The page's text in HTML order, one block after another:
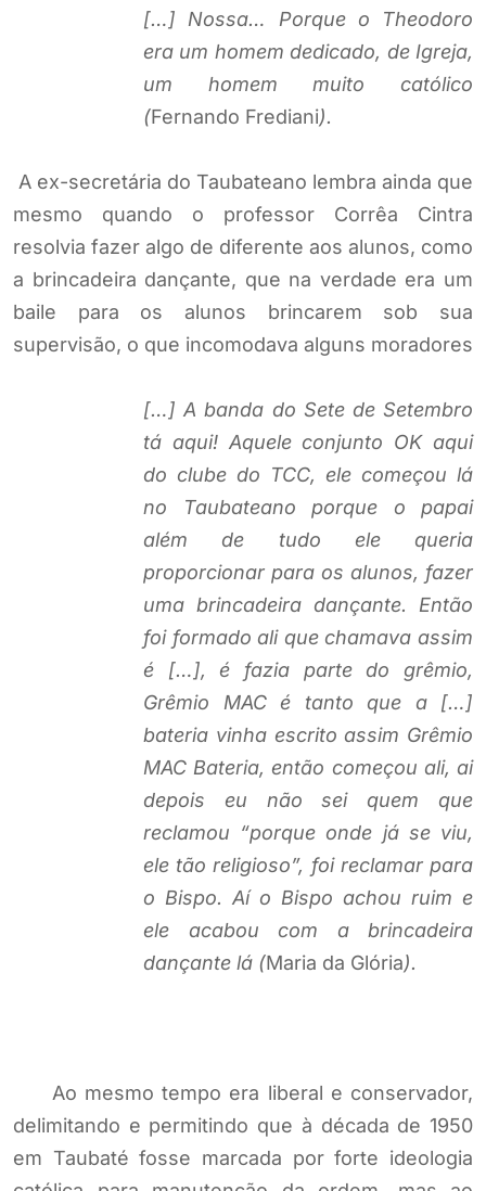
[…] Nossa… Porque o Theodoro
era um homem dedicado, de Igreja,
um homem muito católico
(Fernando Frediani).
A ex-secretária do Taubateano lembra ainda que
mesmo quando o professor Corrêa Cintra
resolvia fazer algo de diferente aos alunos, como
a brincadeira dançante, que na verdade era um
baile para os alunos brincarem sob sua
supervisão, o que incomodava alguns moradores
[…] A banda do Sete de Setembro
tá aqui! Aquele conjunto OK aqui
do clube do TCC, ele começou lá
no Taubateano porque o papai
além de tudo ele queria
proporcionar para os alunos, fazer
uma brincadeira dançante. Então
foi formado ali que chamava assim
é […], é fazia parte do grêmio,
Grêmio MAC é tanto que a […]
bateria vinha escrito assim Grêmio
MAC Bateria, então começou ali, ai
depois eu não sei quem que
reclamou “porque onde já se viu,
ele tão religioso”, foi reclamar para
o Bispo. Aí o Bispo achou ruim e
ele acabou com a brincadeira
dançante lá (Maria da Glória).
Ao mesmo tempo era liberal e conservador,
delimitando e permitindo que à década de 1950
em Taubaté fosse marcada por forte ideologia